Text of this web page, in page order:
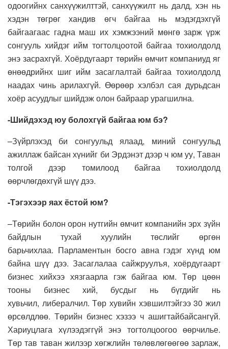
одоогийнх санхүүжилттэй, санхүүжилт нь далд, хэн нь
хэдэн төгрөг хандив өгч байгаа нь мэдэгдэхгүй
байгаагаас гаднамаш их хэмжээний мөнгө зарж үрж
сонгууль хийдэг ийм тогтолцоотой байгаа тохиолдолд
энэ засрахгүй. Хоёрдугаарт төрийн өмчит компаниуд яг
өнөөдрийнх шигийм засаглалтай байгаа тохиолдолд
наадах чинь арилахгүй. Өөрөөр хэлбэл сая дурьдсан
хоёр асуудлыг шийдэжолон байраар урагшилна.
-Шийдэхэд юу болохгүй байгаа юм бэ?
–Зүйрлэхэд би сонгуульд ялаад, миний сонгуульд
ажиллаж байсан хүнийг би Эрдэнэт дээр ч юм уу,Таван
толгой дээр томилоод байгаа тохиолдолд
өөрчлөгдөхгүй шүү дээ.
-Тэгэхээр яах ёстой юм?
–Төрийн болон орон нутгийн өмчит компанийн эрх зүйн
байдлын тухай хуулийн төслийг өргөн
барьчихлаа. Парламентын босго авна гэдэг хүнд юм
байна шүү дээ. Засаглалаа сайжруулъя, хоёрдугаарт
бизнес хийхээ хязгаарла гэж байгаа юм.Төр цөөн
тооны бизнес хий, бусдыг нь бүгдийг нь
хувьчил, либералчил.Төр хувийн хэвшилтэйгээ30жил
өрсөлдлөө. Төрийн бизнес хэзээ ч ашигтайбайсангүй.
Хариуцлага хүлээдэггүй энэ тогтолцоогоо өөрчилье.
Төр тав таван жилээр хөгжлийн төлөвлөгөөгөө зарлаж,